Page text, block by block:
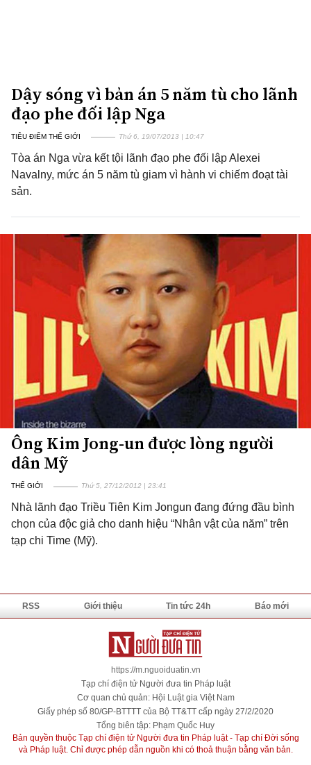
Dậy sóng vì bản án 5 năm tù cho lãnh
đạo phe đối lập Nga
TIÊU ĐIỂM THẾ GIỚI Thứ 6, 19/07/2013 | 10:47
Tòa án Nga vừa kết tội lãnh đạo phe đối lập Alexei
Navalny, mức án 5 năm tù giam vì hành vi chiếm đoạt tài
sản.
Ông Kim Jong-un được lòng người
dân Mỹ
THẾ GIỚI Thứ 5, 27/12/2012 | 23:41
Nhà lãnh đạo Triều Tiên Kim Jongun đang đứng đầu bình
chọn của độc giả cho danh hiệu “Nhân vật của năm” trên
tạp chi Time (Mỹ).
RSS Giới thiệu Tin tức 24h Báo mới
https://m.nguoiduatin.vn
Tạp chí điện tử Người đưa tin Pháp luật
Cơ quan chủ quản: Hội Luật gia Việt Nam
Giấy phép số 80/GP-BTTTT của Bộ TT&TT cấp ngày 27/2/2020
Tổng biên tập: Phạm Quốc Huy
Bản quyền thuộc Tạp chí điện tử Người đưa tin Pháp luật - Tạp chí Đời sống
và Pháp luật. Chỉ được phép dẫn nguồn khi có thoả thuận bằng văn bản.